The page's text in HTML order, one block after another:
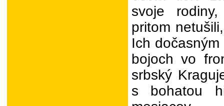
svoje
pritom
Ich
bojoch vo
srbský
s bohatou